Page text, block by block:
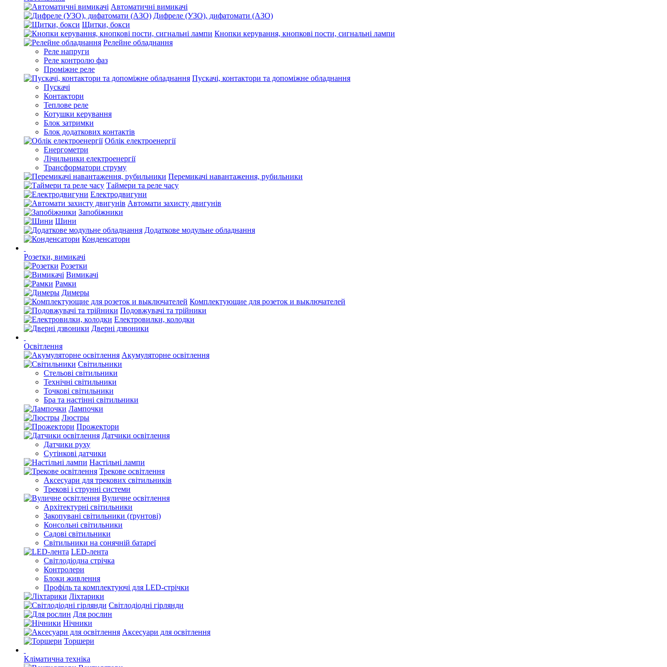
Автоматичні вимикачі
Дифреле (УЗО), дифатомати (АЗО)
Щитки, бокси
Кнопки керування, кнопкові пости, сигнальні лампи
Релейне обладнання
Реле напруги
Реле контролю фаз
Проміжне реле
Пускачі, контактори та допоміжне обладнання
Пускачі
Контактори
Теплове реле
Котушки керування
Блок затримки
Блок додаткових контактів
Облік електроенергії
Енергометри
Лічильники електроенергії
Трансформатори струму
Перемикачі навантаження, рубильники
Таймери та реле часу
Електродвигуни
Автомати захисту двигунів
Запобіжники
Шини
Додаткове модульне обладнання
Конденсатори
Розетки, вимикачі
Розетки
Вимикачі
Рамки
Димеры
Комплектующие для розеток и выключателей
Подовжувачі та трійники
Електровилки, колодки
Дверні дзвоники
Освітлення
Акумуляторне освітлення
Світильники
Стельові світильники
Технічні світильники
Точкові світильники
Бра та настінні світильники
Лампочки
Люстры
Прожектори
Датчики освітлення
Датчики руху
Сутінкові датчики
Настільні лампи
Трекове освітлення
Аксесуари для трекових світильників
Трекові і струнні системи
Вуличне освітлення
Архітектурні світильники
Закопувані світильники (ґрунтові)
Консольні світильники
Садові світильники
Світильники на сонячній батареї
LED-лента
Світлодіодна стрічка
Контролери
Блоки живлення
Профіль та комплектуючі для LED-стрічки
Ліхтарики
Світлодіодні гірлянди
Для рослин
Нічники
Аксесуари для освітлення
Торшери
Кліматична техніка